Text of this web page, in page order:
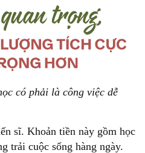
có phải là công việc dễ
sĩ. Khoản tiền này gồm học
trải cuộc sống hàng ngày.